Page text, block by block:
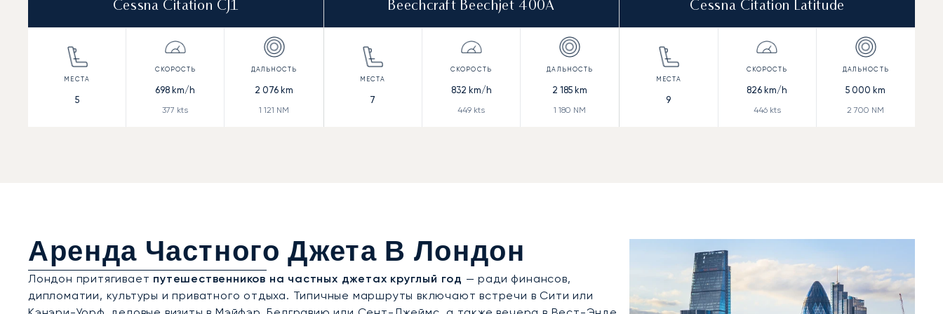
Cessna Citation CJ1
5
698 km/h
377 kts
2 076 km
1 121 NM
Beechcraft Beechjet 400A
7
832 km/h
449 kts
2 185 km
1 180 NM
Cessna Citation Latitude
9
826 km/h
446kts
5 000 km
2 700 NM
Аренда Частного Джета В Лондон
Лондон притягивает путешественников на частных джетах круглый год — ради финансов,
дипломатии, культуры и приватного отдыха. Типичные маршруты включают встречи в Сити или